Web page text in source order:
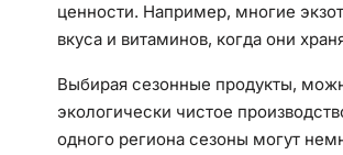
ценности. Например, многие
вкуса и витаминов, когда они
Выбирая сезонные продукты,
экологически чистое
одного региона сезоны могут